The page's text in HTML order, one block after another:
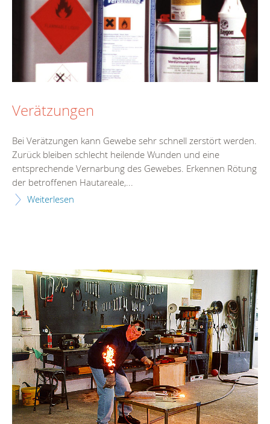
Verätzungen
Bei Verätzungen kann Gewebe sehr schnell zerstört werden.
Zurück bleiben schlecht heilende Wunden und eine
entsprechende Vernarbung des Gewebes. Erkennen Rötung
der betroffenen Hautareale,...
Weiterlesen